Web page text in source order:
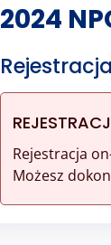
2024
Rejestracja
Możesz